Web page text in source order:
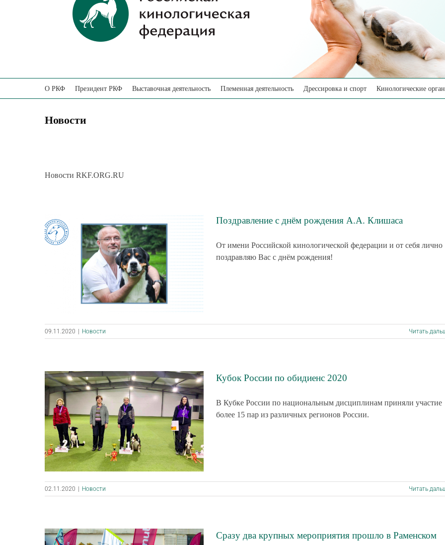
О РКФ Президент РКФ Выставочная деятельность Племенная деятельность Дрессировка и спорт Кинологические
Новости
Новости RKF.ORG.RU
Поздравление с днём рождения А.А. Клишаса
От имени Российской кинологической федерации и от себя лично
поздравляю Вас с днём рождения!
09.11.2020 Новости Читать
Кубок России по обидиенс 2020
В Кубке России по национальным дисциплинам приняли участие
более 15 пар из различных регионов России.
02.11.2020 Новости Читать
Сразу два крупных мероприятия прошло в Раменском